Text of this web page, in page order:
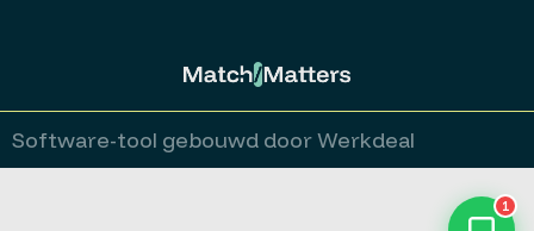
1
Kan ik je ergens mee helpen?
Stuur een whatsappje
Software-tool gebouwd door Werkdeal